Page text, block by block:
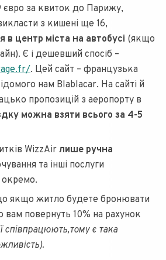
євро за квиток до Парижу,
з кишені ще 16,
в центр міста на автобусі (якщо
Є і дешевший спосіб –
. Цей сайт – французька
нам Blablacar. На сайті й
пропозицій з аеропорту в
можна взяти всього за 4-5
WizzAir лише ручна
та інші послуги
якщо житло будете бронювати
вам повернуть 10% на рахунок
співпрацюють,тому є така